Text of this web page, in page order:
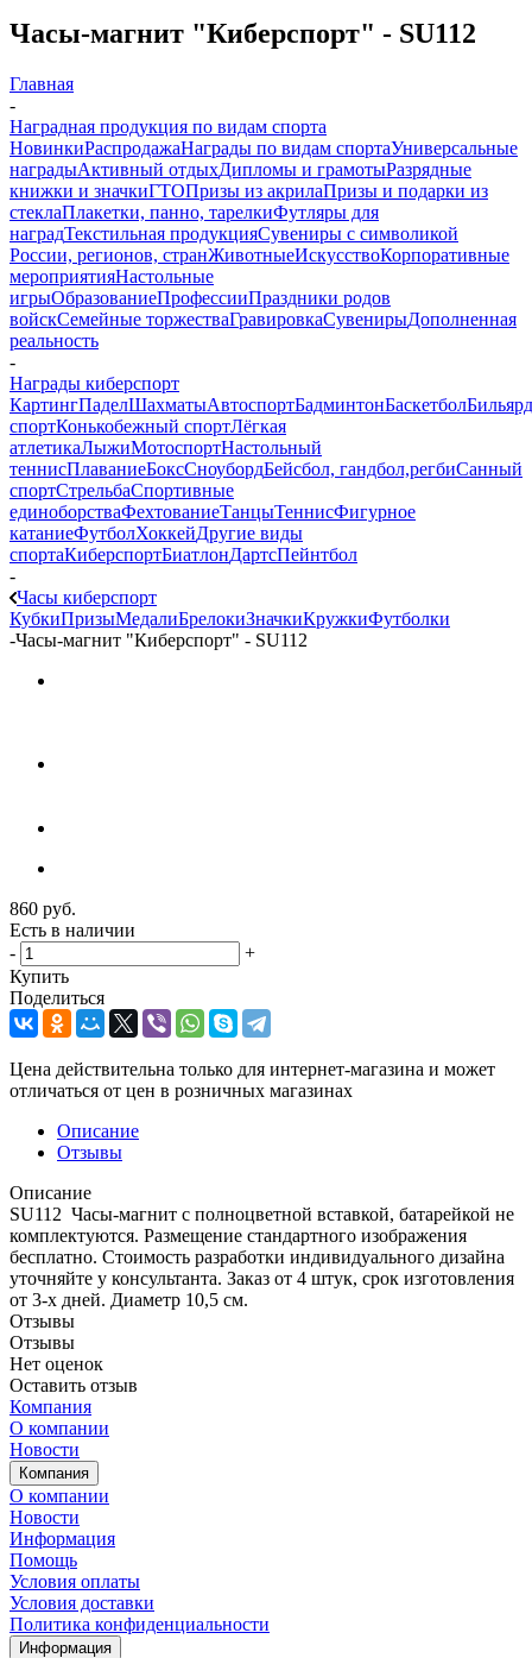
Часы-магнит "Киберспорт" - SU112
Главная
-
Наградная продукция по видам спорта
НовинкиРаспродажаНаграды по видам спортаУниверсальные
наградыАктивный отдыхДипломы и грамотыРазрядные
книжки и значкиГТОПризы из акрилаПризы и подарки из
стеклаПлакетки, панно, тарелкиФутляры для
наградТекстильная продукцияСувениры с символикой
России, регионов, странЖивотныеИскусствоКорпоративные
мероприятияНастольные
игрыОбразованиеПрофессииПраздники родов
войскСемейные торжестваГравировкаСувенирыДополненная
реальность
-
Награды киберспорт
КартингПаделШахматыАвтоспортБадминтонБаскетболБильярд
спортКонькобежный спортЛёгкая
атлетикаЛыжиМотоспортНастольный
теннисПлаваниеБоксСноубордБейсбол, гандбол,регбиСанный
спортСтрельбаСпортивные
единоборстваФехтованиеТанцыТеннисФигурное
катаниеФутболХоккейДругие виды
спортаКиберспортБиатлонДартсПейнтбол
-
Часы киберспорт
КубкиПризыМедалиБрелокиЗначкиКружкиФутболки
-Часы-магнит "Киберспорт" - SU112
860 руб.
Есть в наличии
-
+
Купить
Поделиться
Цена действительна только для интернет-магазина и может
отличаться от цен в розничных магазинах
Описание
Отзывы
Описание
SU112 Часы-магнит с полноцветной вставкой, батарейкой не
комплектуются. Размещение стандартного изображения
бесплатно. Стоимость разработки индивидуального дизайна
уточняйте у консультанта. Заказ от 4 штук, срок изготовления
от 3-х дней. Диаметр 10,5 см.
Отзывы
Отзывы
Нет оценок
Оставить отзыв
Компания
О компании
Новости
Компания
О компании
Новости
Информация
Помощь
Условия оплаты
Условия доставки
Политика конфиденциальности
Информация